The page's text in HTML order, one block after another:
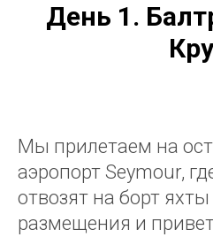
День 1.
Мы прилетаем на
аэропорт Seymour,
отвозят на борт
размещения и